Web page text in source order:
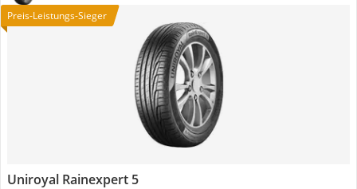
Preis-Leistungs-Sieger
Uniroyal Rainexpert 5